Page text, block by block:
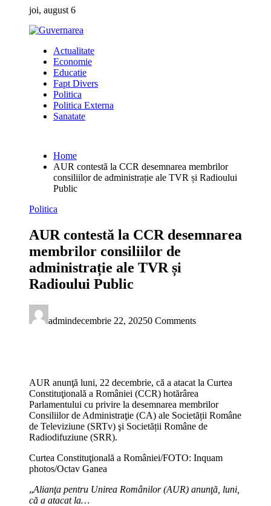
content
joi, august 6
Actualitate
Economie
Educatie
Fapt Divers
Politica
Politica Externa
Sanatate
Home
AUR contestă la CCR desemnarea membrilor
consiliilor de administrație ale TVR și Radioului
Public
Politica
AUR contestă la CCR desemnarea
membrilor consiliilor de
administrație ale TVR și
Radioului Public
admindecembrie 22, 20250 Comments
AUR anunţă luni, 22 decembrie, că a atacat la Curtea
Constituţională a României (CCR) hotărârea
Parlamentului cu privire la desemnarea membrilor
Consiliilor de Administraţie (CA) ale Societății Române
de Televiziune (SRTv) şi Societății Române de
Radiodifuziune (SRR).
Curtea Constituţională a României/FOTO: Inquam
photos/Octav Ganea
„Alianţa pentru Unirea Românilor (AUR) anunţă, luni,
că a atacat la…